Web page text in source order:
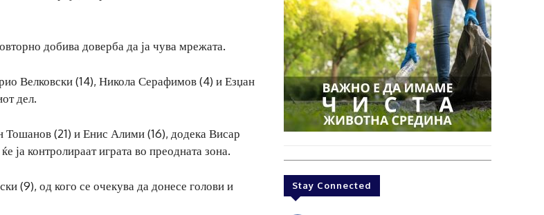
добива доверба да ја чува мрежата.
Велковски (14), Никола Серафимов (4) и Езџан
дел.
Тошанов (21) и Енис Алими (16), додека Висар
ја контролираат играта во преодната зона.
(9), од кого се очекува да донесе голови и
Stay Connected